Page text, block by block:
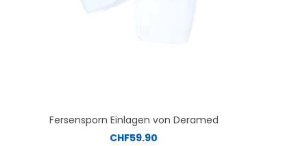
Fersensporn Einlagen von Deramed
CHF59.90